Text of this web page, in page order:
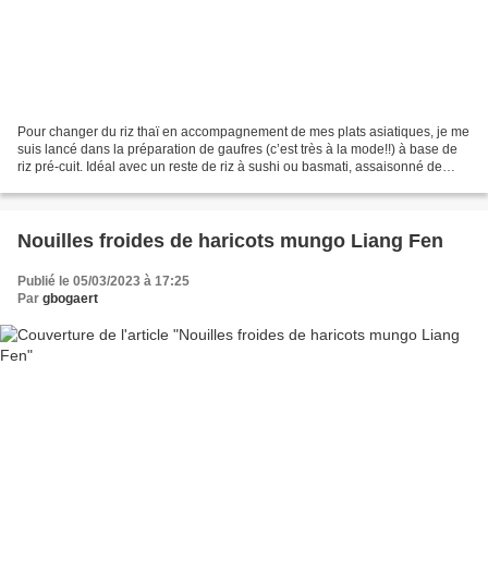
Pour changer du riz thaï en accompagnement de mes plats asiatiques, je me
suis lancé dans la préparation de gaufres (c’est très à la mode!!) à base de
riz pré-cuit. Idéal avec un reste de riz à sushi ou basmati, assaisonné de
Nouilles froides de haricots mungo Liang Fen
Publié le 05/03/2023 à 17:25
Par gbogaert